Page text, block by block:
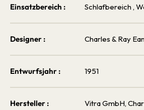
Einsatzbereich : Schlafbereich ,
Designer : Charles & Ray
Entwurfsjahr : 1951
Hersteller : Vitra GmbH,